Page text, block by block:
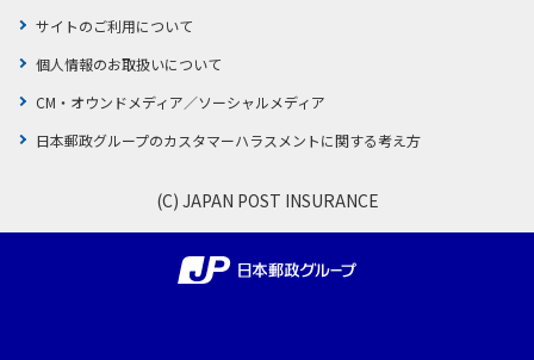
サイトのご利用について
個人情報のお取扱いについて
CM・オウンドメディア／ソーシャルメディア
日本郵政グループのカスタマーハラスメントに関する考え方
(C) JAPAN POST INSURANCE